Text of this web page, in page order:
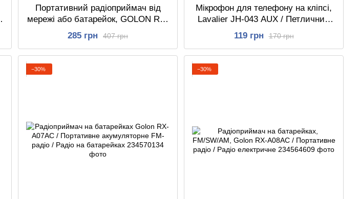
Портативний радіоприймач від
мережі або батарейок, GOLON RX-
607 / Переносне міні радіо / FM
радіоприймач
407 грн
285 грн
Мікрофон для телефону на кліпсі,
Lavalier JH-043 AUX / Петличний
мікрофон / Мікрофон петличний
170 грн
119 грн
−30% −30%